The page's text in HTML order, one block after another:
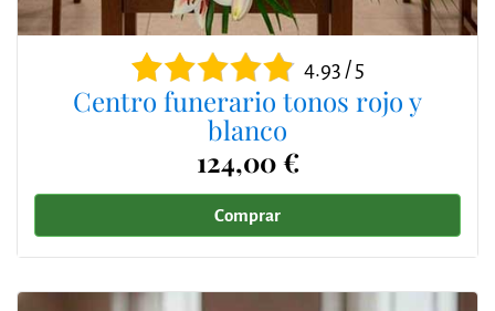
4.93 / 5
Centro funerario tonos rojo y
blanco
124,00 €
Comprar